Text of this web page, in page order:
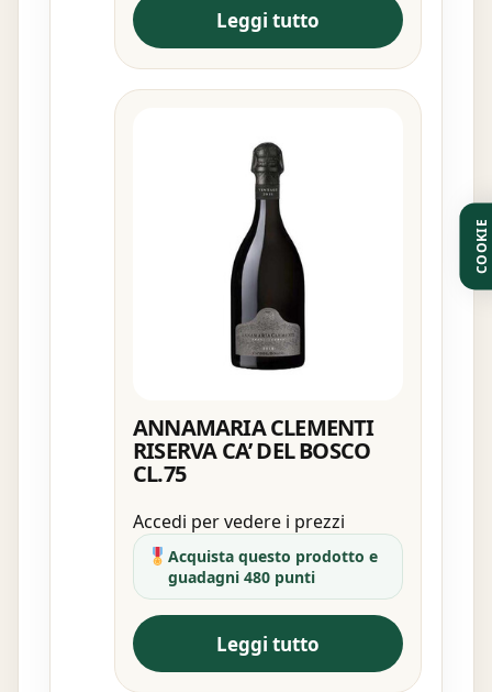
Leggi tutto
ANNAMARIA CLEMENTI
RISERVA CA’ DEL BOSCO
CL.75
Accedi per vedere i prezzi
Acquista questo prodotto e
guadagni 480 punti
Leggi tutto
COOKIE